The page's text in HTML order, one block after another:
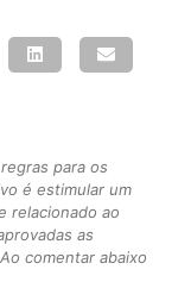
para os
é estimular um
relacionado ao
as
comentar abaixo